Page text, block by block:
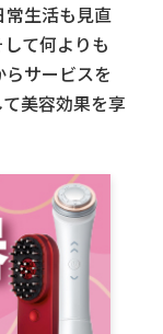
常生活も見直
て何よりも
サービスを
美容効果を享